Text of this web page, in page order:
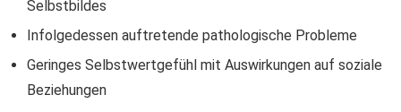
Selbstbildes
Infolgedessen auftretende pathologische Probleme
Geringes Selbstwertgefühl mit Auswirkungen auf soziale
Beziehungen